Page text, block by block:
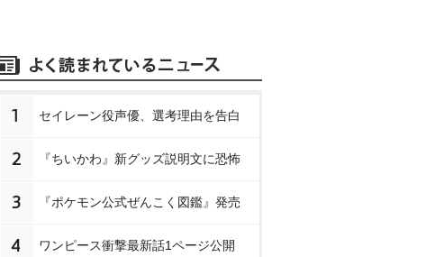
1 セイレーン役声優、選考理由を告白
2 『ちいかわ』新グッズ説明文に恐怖
3 『ポケモン公式ぜんこく図鑑』発売
4 ワンピース衝撃最新話1ページ公開